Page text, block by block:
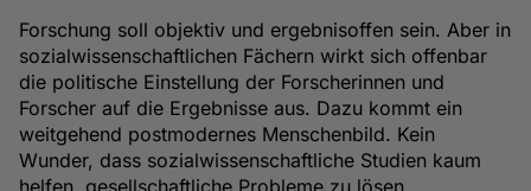
Forschung soll objektiv und ergebnisoffen sein. Aber in
sozialwissenschaftlichen Fächern wirkt sich offenbar
die politische Einstellung der Forscherinnen und
Forscher auf die Ergebnisse aus. Dazu kommt ein
weitgehend postmodernes Menschenbild. Kein
Wunder, dass sozialwissenschaftliche Studien kaum